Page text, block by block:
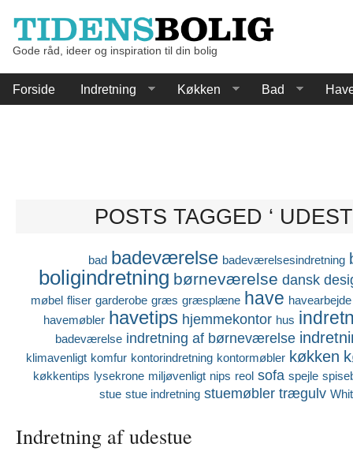
Gode råd, ideer og inspiration til din bolig
Forside Indretning Køkken Bad
POSTS TAGGED ‘
bad badeværelse badeværelsesindretning
boligindretning børneværelse dansk
møbel fliser garderobe græs græsplæne have havearbejde
havemøbler havetips hjemmekontor hus
badeværelse indretning af børneværelse
klimavenligt komfur kontorindretning kontormøbler køkken
køkkentips lysekrone miljøvenligt nips reol sofa spejle
stue stue indretning stuemøbler trægulv
Indretning af udestue